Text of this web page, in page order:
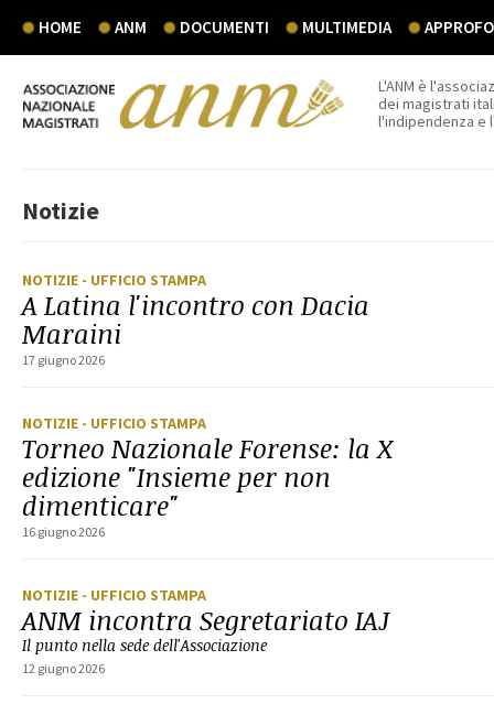
HOME ANM DOCUMENTI MULTIMEDIA
L'ANM è
dei magistrati
l'indipendenza e
Notizie
NOTIZIE - UFFICIO STAMPA
A Latina l'incontro con Dacia
Maraini
17 giugno 2026
NOTIZIE - UFFICIO STAMPA
Torneo Nazionale Forense: la X
edizione "Insieme per non
dimenticare"
16 giugno 2026
NOTIZIE - UFFICIO STAMPA
ANM incontra Segretariato IAJ
Il punto nella sede dell'Associazione
12 giugno 2026